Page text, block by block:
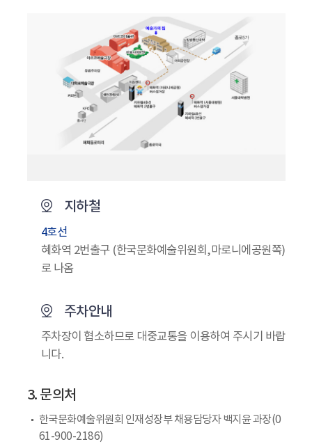
지하철
4호선
혜화역 2번출구 (한국문화예술위원회,마로니에공원쪽)
로 나옴
주차안내
주차장이 협소하므로 대중교통을 이용하여 주시기 바랍
니다.
3. 문의처
한국문화예술위원회 인재성장부 채용담당자 백지윤 과장(0
61-900-2186)